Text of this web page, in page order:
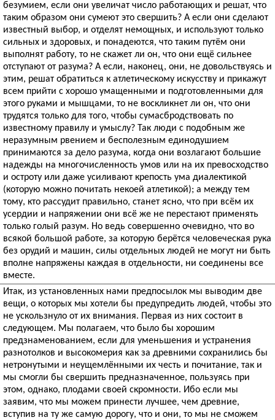
безумием, если они увеличат число работающих и решат, что
таким образом они сумеют это свершить? А если они сделают
известный выбор, и отделят немощных, и используют только
сильных и здоровых, и понадеются, что таким путём они
выполнят работу, то не скажет ли он, что они ещё сильнее
отступают от разума? А если, наконец, они, не довольствуясь и
этим, решат обратиться к атлетическому искусству и прикажут
всем прийти с хорошо умащенными и подготовленными для
этого руками и мышцами, то не воскликнет ли он, что они
трудятся только для того, чтобы сумасбродствовать по
известному правилу и умыслу? Так люди с подобным же
неразумным рвением и бесполезным единодушием
принимаются за дело разума, когда они возлагают большие
надежды на многочисленность умов или на их превосходство
и остроту или даже усиливают крепость ума диалектикой
(которую можно почитать некоей атлетикой); а между тем
тому, кто рассудит правильно, станет ясно, что при всём их
усердии и напряжении они всё же не перестают применять
только голый разум. Но ведь совершенно очевидно, что во
всякой большой работе, за которую берётся человеческая рука
без орудий и машин, силы отдельных людей не могут ни быть
вполне напряжены каждая в отдельности, ни соединены все
вместе.
Итак, из установленных нами предпосылок мы выводим две
вещи, о которых мы хотели бы предупредить людей, чтобы это
не ускользнуло от их внимания. Первая из них состоит в
следующем. Мы полагаем, что было бы хорошим
предзнаменованием, если для уменьшения и устранения
разнотолков и высокомерия как за древними сохранились бы
нетронутыми и неущемлёнными их честь и почитание, так и
мы смогли бы свершить предназначенное, пользуясь при
этом, однако, плодами своей скромности. Ибо если мы
заявим, что мы можем принести лучшее, чем древние,
вступив на ту же самую дорогу, что и они, то мы не сможем